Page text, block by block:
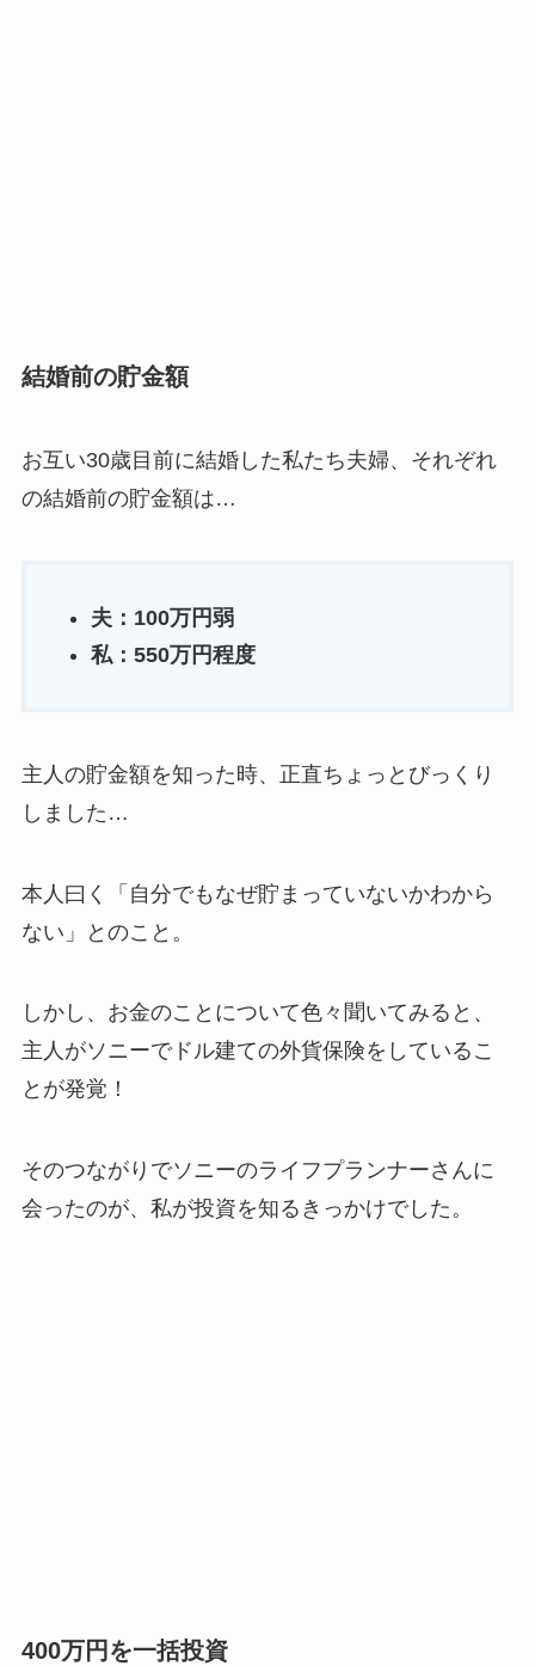
結婚前の貯金額
お互い30歳目前に結婚した私たち夫婦、それぞれ
の結婚前の貯金額は…
夫：100万円弱
私：550万円程度
主人の貯金額を知った時、正直ちょっとびっくり
しました…
本人曰く「自分でもなぜ貯まっていないかわから
ない」とのこと。
しかし、お金のことについて色々聞いてみると、
主人がソニーでドル建ての外貨保険をしているこ
とが発覚！
そのつながりでソニーのライフプランナーさんに
会ったのが、私が投資を知るきっかけでした。
400万円を一括投資